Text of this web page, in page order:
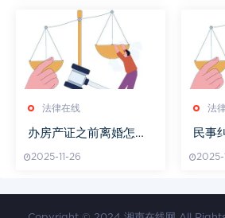
法律在线
办房产证之前离婚怎么
2025-11-26
法
民事
2025-